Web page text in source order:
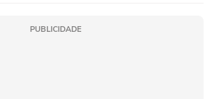
PUBLICIDADE